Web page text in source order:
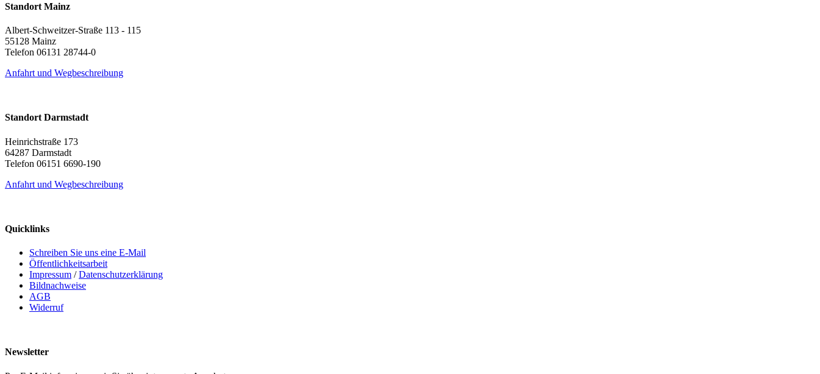
Standort Mainz
Albert-Schweitzer-Straße 113 - 115
55128 Mainz
Telefon 06131 28744-0
Anfahrt und Wegbeschreibung
Standort Darmstadt
Heinrichstraße 173
64287 Darmstadt
Telefon 06151 6690-190
Anfahrt und Wegbeschreibung
Quicklinks
Schreiben Sie uns eine E-Mail
Öffentlichkeitsarbeit
Impressum /Datenschutzerklärung
Bildnachweise
AGB
Widerruf
Newsletter